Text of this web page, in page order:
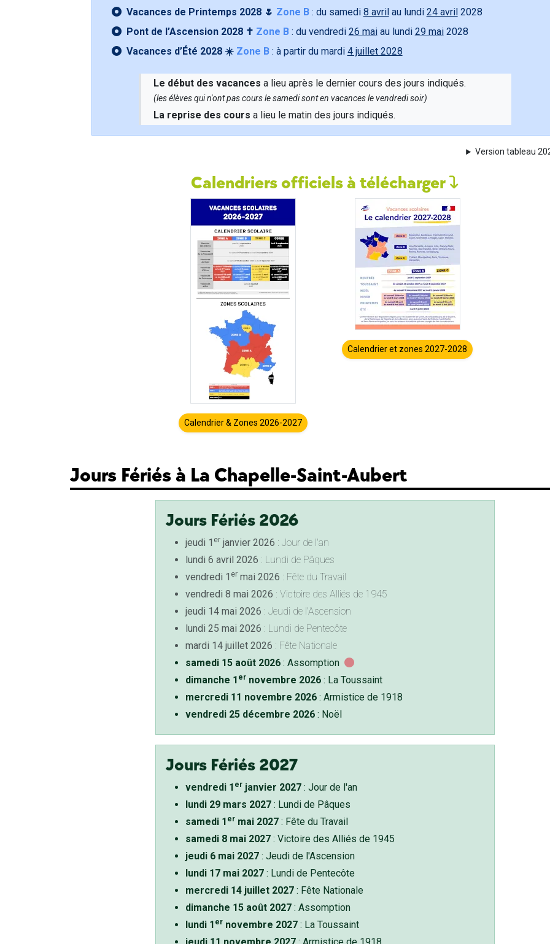
Vacances de Printemps 2028 🌷 Zone B: du samedi 8 avril au lundi 24 avril 2028
Pont de l’Ascension 2028 ✝️ Zone B: du vendredi 26 maiau lundi 29 mai2028
Vacances d’Été 2028 ☀️ Zone B: à partir du mardi 4 juillet 2028
Le début des vacances a lieu après le dernier cours des jours indiqués.
(les élèves qui n'ont pas cours le samedi sont en vacances le vendredi soir)
La reprise des cours a lieu le matin des jours indiqués.
Version tableau
Calendriers officiels à télécharger
Calendrier & Zones 2026-2027
Calendrier et zones 2027-2028
Jours Fériés à La Chapelle-Saint-Aubert
Jours Fériés 2026
jeudi 1 erjanvier 2026 : Jour de l'an
lundi 6 avril 2026 : Lundi de Pâques
vendredi 1 ermai 2026 : Fête du Travail
vendredi 8 mai 2026 : Victoire des Alliés de 1945
jeudi 14 mai 2026 : Jeudi de l'Ascension
lundi 25 mai 2026 : Lundi de Pentecôte
mardi 14 juillet 2026 : Fête Nationale
samedi 15 août 2026: Assomption
dimanche 1 ernovembre 2026: La Toussaint
mercredi 11 novembre 2026: Armistice de 1918
vendredi 25 décembre 2026: Noël
Jours Fériés 2027
vendredi 1 erjanvier 2027: Jour de l'an
lundi 29 mars 2027: Lundi de Pâques
samedi 1 ermai 2027: Fête du Travail
samedi 8 mai 2027: Victoire des Alliés de 1945
jeudi 6 mai 2027: Jeudi de l'Ascension
lundi 17 mai 2027: Lundi de Pentecôte
mercredi 14 juillet 2027: Fête Nationale
dimanche 15 août 2027: Assomption
lundi 1 ernovembre 2027: La Toussaint
jeudi 11 novembre 2027: Armistice de 1918